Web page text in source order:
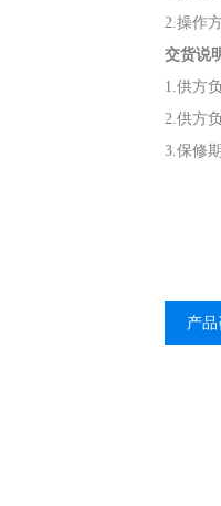
2.操作
交货说
1.供方
2.供方
3.保修
产品